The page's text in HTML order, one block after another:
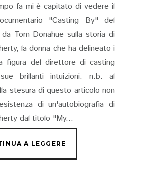
fa mi è capitato di vedere il
"Casting By" del
Tom Donahue sulla storia di
la donna che ha delineato i
figura del direttore di casting
brillanti intuizioni. n.b. al
stesura di questo articolo non
di un'autobiografia di
dal titolo "My...